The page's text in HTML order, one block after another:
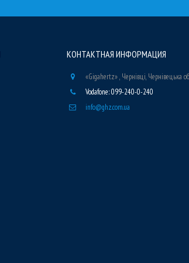
КОНТАКТНАЯ ИНФОРМАЦИЯ
«Gigahertz» , Чернівці, Чернівецька
Vodafone: 099-240-0-240
info@ghz.com.ua